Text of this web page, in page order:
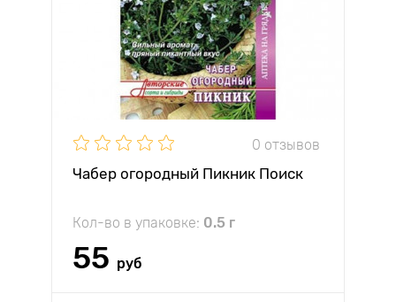
0 отзывов
Чабер огородный Пикник Поиск
Кол-во в упаковке: 0.5 г
55 руб